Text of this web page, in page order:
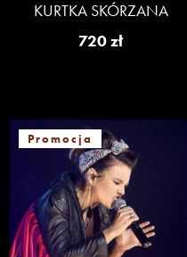
KURTKA SKÓRZANA
720zł
Promocja